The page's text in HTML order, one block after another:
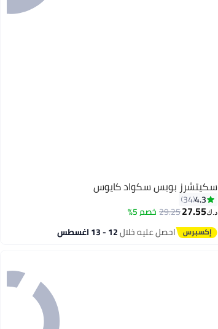
2
سكيتشرز بوبس سكواد كايوس
4.3
34
د.ك‏27.55
29.25 خصم 5%
احصل عليه خلال12 - 13 اغسطس